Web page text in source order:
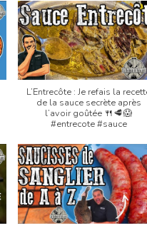
L’Entrecôte : Je refais la
de la sauce secrète après
l’avoir goûtée 🍴🥩😱
#entrecote #sauce